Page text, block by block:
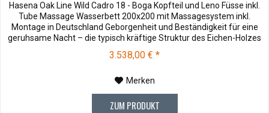
Hasena Oak Line Wild Cadro 18 - Boga Kopfteil und Leno Füsse inkl.
Tube Massage Wasserbett 200x200 mit Massagesystem inkl.
Montage in Deutschland Geborgenheit und Beständigkeit für eine
geruhsame Nacht – die typisch kräftige Struktur des Eichen-Holzes
in Kombination mit den separaten Fuss- und Eckelementen verleiht
unserer Oak-Line eine starke und behagliche Aura. Dieses...
3.538,00 € *
Merken
ZUM PRODUKT